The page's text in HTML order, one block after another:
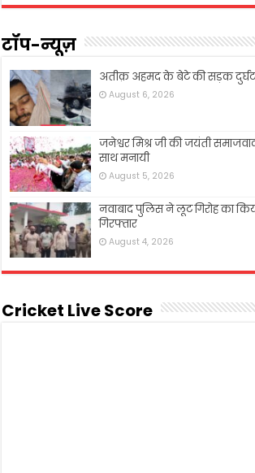
टॉप-न्यूज़
अतीक़ अहमद के बेटे की सड़क
August 6, 2026
जनेश्वर मिश्र जी की जयंती
साथ मनायी
August 5, 2026
नवाबाद पुलिस ने लूट गिरोह का
गिरफ्तार
August 4, 2026
Cricket Live Score